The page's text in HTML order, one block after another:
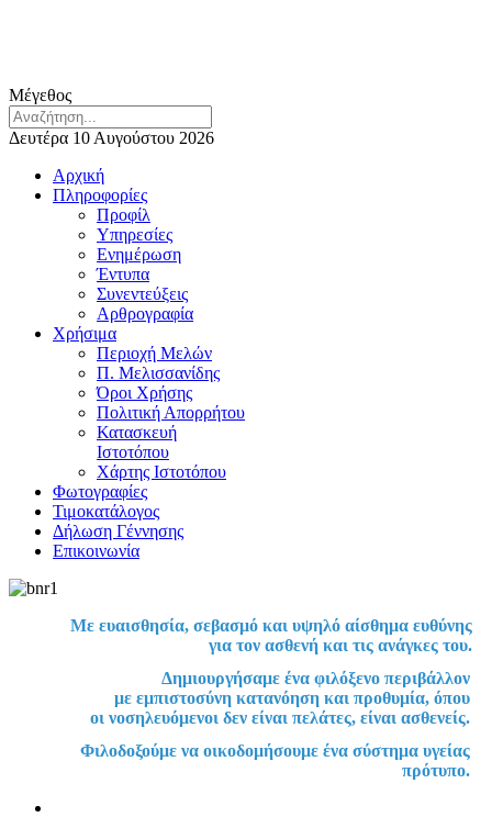
Μέγεθος
Δευτέρα 10 Αυγούστου 2026
Αρχική
Πληροφορίες
Προφίλ
Υπηρεσίες
Ενημέρωση
Έντυπα
Συνεντεύξεις
Αρθρογραφία
Χρήσιμα
Περιοχή Μελών
Π. Μελισσανίδης
Όροι Χρήσης
Πολιτική Απορρήτου
Κατασκευή
Ιστοτόπου
Χάρτης Ιστοτόπου
Φωτογραφίες
Τιμοκατάλογος
Δήλωση Γέννησης
Επικοινωνία
Με ευαισθησία, σεβασμό και υψηλό αίσθημα ευθύνης
για τον ασθενή και τις ανάγκες του.
Δημιουργήσαμε ένα φιλόξενο περιβάλλον
με εμπιστοσύνη κατανόηση και προθυμία, όπου
οι νοσηλευόμενοι δεν είναι πελάτες, είναι ασθενείς.
Φιλοδοξούμε να οικοδομήσουμε ένα σύστημα υγείας
πρότυπο.